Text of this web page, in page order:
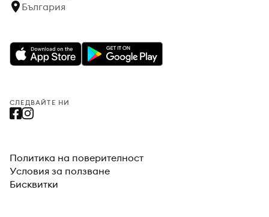
България
СЛЕДВАЙТЕ НИ
Политика на поверителност
Условия за ползване
Бисквитки